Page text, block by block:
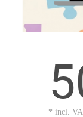
* incl.